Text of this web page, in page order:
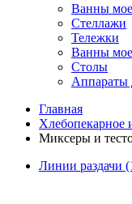
Ванны
Стеллажи
Тележки
Ванны
Столы
Аппараты
Главная
Хлебопекарное
Миксеры и
Линии раздачи